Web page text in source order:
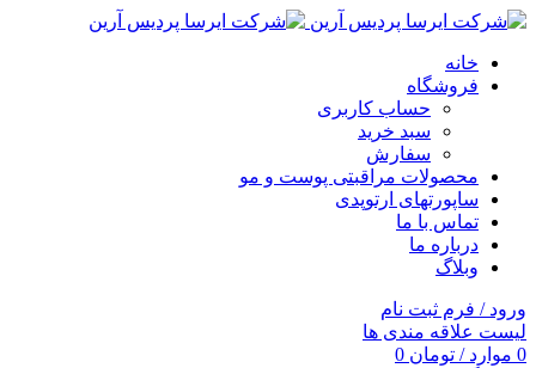
خانه
فروشگاه
حساب کاربری
سبد خرید
سفارش
محصولات مراقبتی پوست و مو
ساپورتهای ارتوپدی
تماس با ما
درباره ما
وبلاگ
ورود / فرم ثبت نام
لیست علاقه مندی ها
0 موارد / تومان